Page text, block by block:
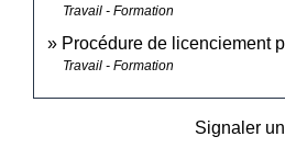
Travail - Formation
Procédure de licenciement
Travail - Formation
Signaler